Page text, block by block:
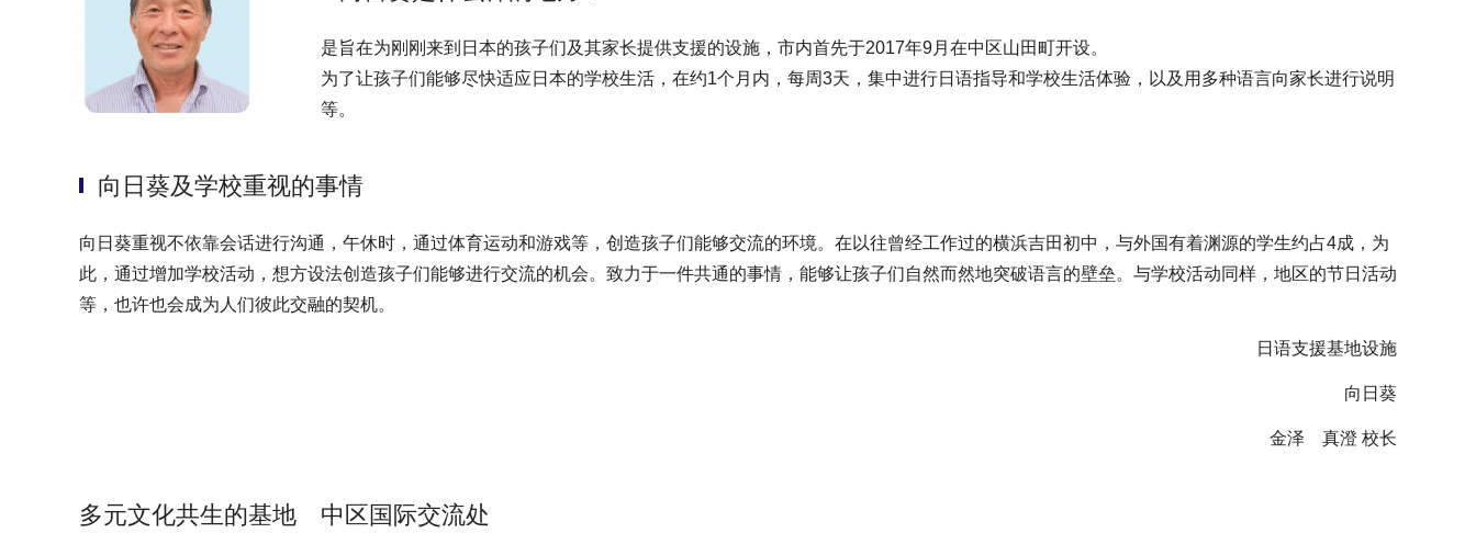
是旨在为刚刚来到日本的孩子们及其家长提供支援的设施，市内首先于2017年9月在中区山田町开设。
为了让孩子们能够尽快适应日本的学校生活，在约1个月内，每周3天，集中进行日语指导和学校生活体验，以及用多种语言向家长进行说明
等。
向日葵及学校重视的事情
向日葵重视不依靠会话进行沟通，午休时，通过体育运动和游戏等，创造孩子们能够交流的环境。在以往曾经工作过的横浜吉田初中，与外国有着渊源的学生约占4成，为
此，通过增加学校活动，想方设法创造孩子们能够进行交流的机会。致力于一件共通的事情，能够让孩子们自然而然地突破语言的壁垒。与学校活动同样，地区的节日活动
等，也许也会成为人们彼此交融的契机。
日语支援基地设施
向日葵
金泽 真澄 校长
多元文化共生的基地 中区国际交流处